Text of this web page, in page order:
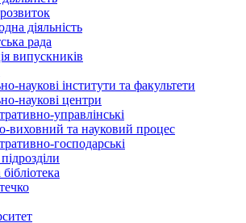
діяльність
рада
випускників
наукові інститути та факультети
наукові центри
управлінські
виховний та науковий процес
господарські